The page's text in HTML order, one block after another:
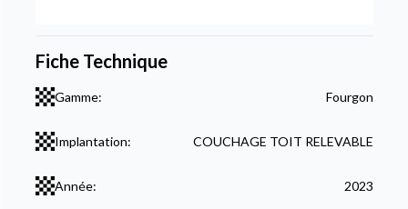
Fiche Technique
Gamme: Fourgon
Implantation: COUCHAGE TOIT RELEVABLE
Année: 2023